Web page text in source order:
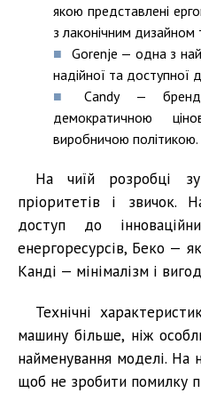
якою представлені
з лаконічним дизайном
Gorenje — одна з
надійної та доступної
Candy —
демократичною
виробничою політикою.
На чиїй розробці
пріоритетів і звичок.
доступ до
енергоресурсів, Беко —
Канді — мінімалізм і
Технічні
машину більше, ніж
найменування моделі. На
щоб не зробити помилку